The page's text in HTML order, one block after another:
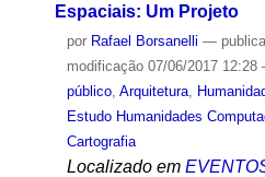
Espaciais: Um Projeto
por Rafael Borsanelli —
modificação07/06/2017 12:28
público, Arquitetura,
Estudo Humanidades
Cartografia
Localizado em